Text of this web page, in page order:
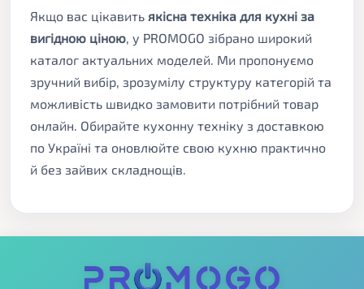
Якщо вас цікавить якісна техніка для кухні за
вигідною ціною, у PROMOGO зібрано широкий
каталог актуальних моделей. Ми пропонуємо
зручний вибір, зрозумілу структуру категорій та
можливість швидко замовити потрібний товар
онлайн. Обирайте кухонну техніку з доставкою
по Україні та оновлюйте свою кухню практично
й без зайвих складнощів.